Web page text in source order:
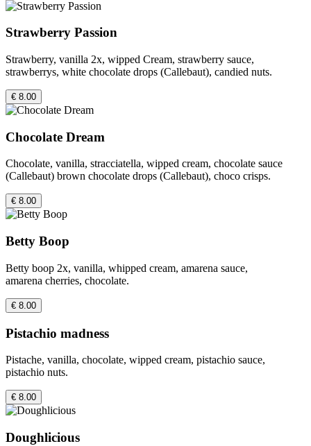
Strawberry Passion
Strawberry, vanilla 2x, wipped Cream, strawberry sauce,
strawberrys, white chocolate drops (Callebaut), candied nuts.
€ 8.00
Chocolate Dream
Chocolate, vanilla, stracciatella, wipped cream, chocolate sauce
(Callebaut) brown chocolate drops (Callebaut), choco crisps.
€ 8.00
Betty Boop
Betty boop 2x, vanilla, whipped cream, amarena sauce,
amarena cherries, chocolate.
€ 8.00
Pistachio madness
Pistache, vanilla, chocolate, wipped cream, pistachio sauce,
pistachio nuts.
€ 8.00
Doughlicious